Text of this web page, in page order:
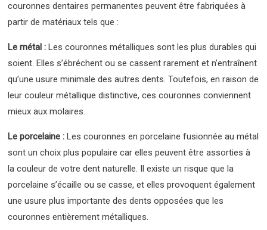
couronnes dentaires permanentes peuvent être fabriquées à
partir de matériaux tels que :
Le métal : Les couronnes métalliques sont les plus durables qui
soient. Elles s’ébréchent ou se cassent rarement et n’entraînent
qu’une usure minimale des autres dents. Toutefois, en raison de
leur couleur métallique distinctive, ces couronnes conviennent
mieux aux molaires.
Le porcelaine : Les couronnes en porcelaine fusionnée au métal
sont un choix plus populaire car elles peuvent être assorties à
la couleur de votre dent naturelle. Il existe un risque que la
porcelaine s’écaille ou se casse, et elles provoquent également
une usure plus importante des dents opposées que les
couronnes entièrement métalliques.